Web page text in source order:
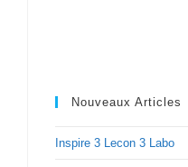
Nouveaux Articles
Inspire 3 Lecon 3 Labo